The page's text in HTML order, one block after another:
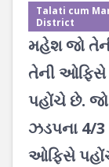
Talati cum
District
મહેશ જો
તેની ઓફિસે
પહોંચે છે.
ઝડપના 4/
ઓફિસે